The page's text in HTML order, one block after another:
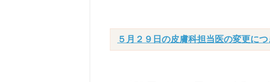
５月２９日の皮膚科担当医の変更に